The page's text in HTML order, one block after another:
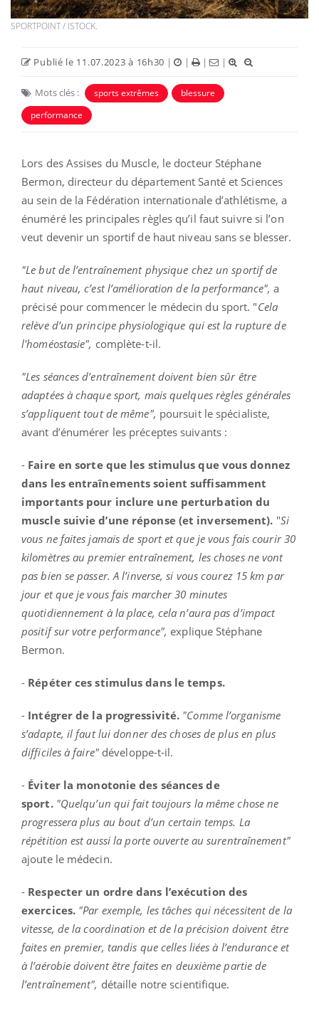
SPORTPOINT / ISTOCK.
Publié le 11.07.2023 à 16h30 | | | |
Mots clés : sports extrêmes
blessure
performance
Lors des Assises du Muscle, le docteur Stéphane
Bermon, directeur du département Santé et Sciences
au sein de la Fédération internationale d’athlétisme, a
énuméré les principales règles qu’il faut suivre si l’on
veut devenir un sportif de haut niveau sans se blesser.
"Le but de l’entraînement physique chez un sportif de
haut niveau, c’est l’amélioration de la performance", a
précisé pour commencer le médecin du sport. "Cela
relève d’un principe physiologique qui est la rupture de
l'homéostasie", complète-t-il.
"Les séances d’entraînement doivent bien sûr être
adaptées à chaque sport, mais quelques règles générales
s’appliquent tout de même", poursuit le spécialiste,
avant d’énumérer les préceptes suivants :
- Faire en sorte que les stimulus que vous donnez
dans les entraînements soient suffisamment
importants pour inclure une perturbation du
muscle suivie d’une réponse (et inversement). "Si
vous ne faites jamais de sport et que je vous fais courir 30
kilomètres au premier entraînement, les choses ne vont
pas bien se passer. A l’inverse, si vous courez 15 km par
jour et que je vous fais marcher 30 minutes
quotidiennement à la place, cela n’aura pas d’impact
positif sur votre performance", explique Stéphane
Bermon.
- Répéter ces stimulus dans le temps.
- Intégrer de la progressivité. "Comme l’organisme
s’adapte, il faut lui donner des choses de plus en plus
difficiles à faire"développe-t-il.
- Éviter la monotonie des séances de
sport. "Quelqu’un qui fait toujours la même chose ne
progressera plus au bout d’un certain temps. La
répétition est aussi la porte ouverte au surentraînement"
ajoute le médecin.
- Respecter un ordre dans l’exécution des
exercices. "Par exemple, les tâches qui nécessitent de la
vitesse, de la coordination et de la précision doivent être
faites en premier, tandis que celles liées à l’endurance et
à l’aérobie doivent être faites en deuxième partie de
l’entraînement", détaille notre scientifique.